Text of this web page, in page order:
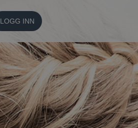
LOGG INN